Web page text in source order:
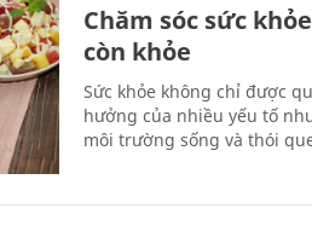
Chăm sóc sức
còn khỏe
Sức khỏe không chỉ được
hưởng của nhiều yếu tố
môi trường sống và thói